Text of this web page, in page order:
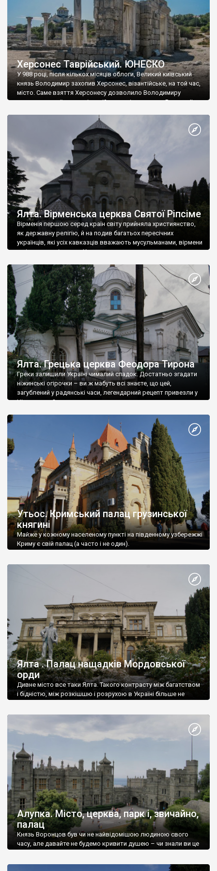
Херсонес Таврійський. ЮНЕСКО
У 988 році, після кількох місяців облоги, Великий київський
князь Володимир захопив Херсонес, візантійське, на той час,
місто. Саме взяття Херсонесу дозволило Володимиру
диктувати свої умови візантійському імператору Василю ІІ, та
Херсонесі Володимир-язичник, став Василем-християнином.
А потім було Хрещення Русі. На честь Херсонесу Таврійського
Ялта. Вірменська церква Святої Ріпсіме
Вірменія першою серед країн світу прийняла християнство,
як державну релігію, й на подив багатьох пересічних
українців, які усіх кавказців вважають мусульманами, вірмени
є відданими вірянами Христа
Ялта. Грецька церква Феодора Тирона
Греки залишили Україні чималий спадок. Достатньо згадати
ніжинські огірочки – ви ж мабуть всі знаєте, що цей,
загублений у радянські часи, легендарний рецепт привезли у
Ніжин греки?
Утьос. Кримський палац грузинської
княгині
Майже у кожному населеному пункті на південному узбережжі
Криму є свій палац (а часто і не один).
Ялта . Палац нащадків Мордовської
орди
Дивне місто все таки Ялта. Такого контрасту між багатством
і бідністю, між розкішшю і розрухою в Україні більше не
Алупка. Місто, церква, парк і, звичайно,
палац
Князь Воронцов був чи не найвідомішою людиною свого
часу, але давайте не будемо кривити душею – чи знали ви це